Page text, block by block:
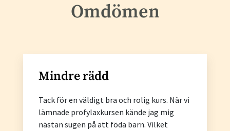
Omdömen
Mindre rädd
Tack för en väldigt bra och rolig kurs. När vi
lämnade profylaxkursen kände jag mig
nästan sugen på att föda barn. Vilket